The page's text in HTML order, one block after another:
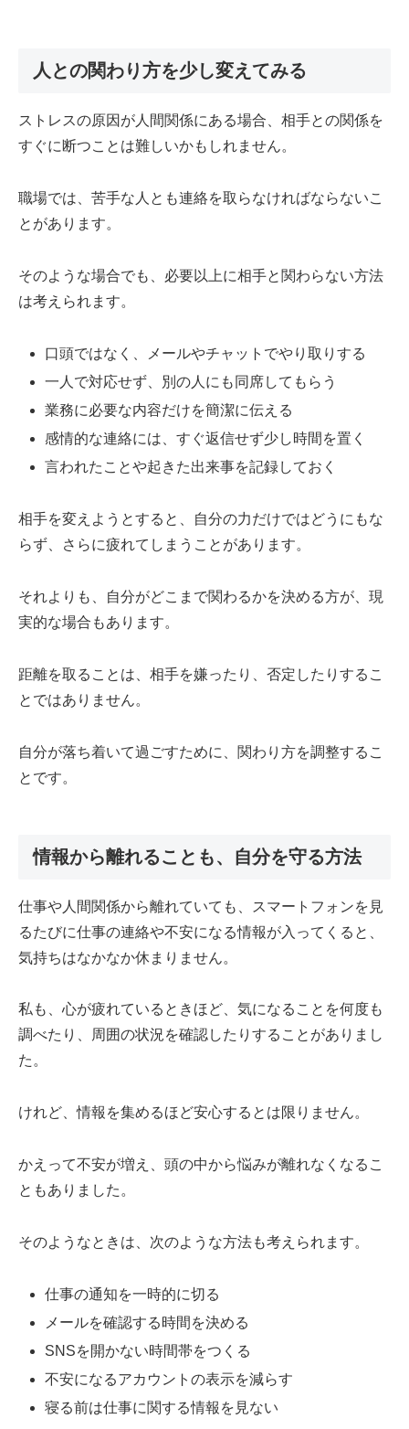
人との関わり方を少し変えてみる
ストレスの原因が人間関係にある場合、相手との関係を
すぐに断つことは難しいかもしれません。
職場では、苦手な人とも連絡を取らなければならないこ
とがあります。
そのような場合でも、必要以上に相手と関わらない方法
は考えられます。
口頭ではなく、メールやチャットでやり取りする
一人で対応せず、別の人にも同席してもらう
業務に必要な内容だけを簡潔に伝える
感情的な連絡には、すぐ返信せず少し時間を置く
言われたことや起きた出来事を記録しておく
相手を変えようとすると、自分の力だけではどうにもな
らず、さらに疲れてしまうことがあります。
それよりも、自分がどこまで関わるかを決める方が、現
実的な場合もあります。
距離を取ることは、相手を嫌ったり、否定したりするこ
とではありません。
自分が落ち着いて過ごすために、関わり方を調整するこ
とです。
情報から離れることも、自分を守る方法
仕事や人間関係から離れていても、スマートフォンを見
るたびに仕事の連絡や不安になる情報が入ってくると、
気持ちはなかなか休まりません。
私も、心が疲れているときほど、気になることを何度も
調べたり、周囲の状況を確認したりすることがありまし
た。
けれど、情報を集めるほど安心するとは限りません。
かえって不安が増え、頭の中から悩みが離れなくなるこ
ともありました。
そのようなときは、次のような方法も考えられます。
仕事の通知を一時的に切る
メールを確認する時間を決める
SNSを開かない時間帯をつくる
不安になるアカウントの表示を減らす
寝る前は仕事に関する情報を見ない